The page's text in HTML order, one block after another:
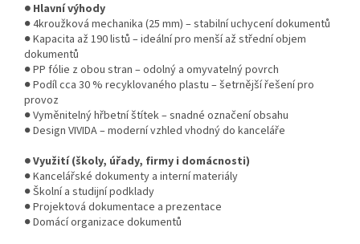
● Hlavní výhody
● 4kroužková mechanika (25 mm) – stabilní uchycení dokumentů
● Kapacita až 190 listů – ideální pro menší až střední objem
dokumentů
● PP fólie z obou stran – odolný a omyvatelný povrch
● Podíl cca 30 % recyklovaného plastu – šetrnější řešení pro
provoz
● Vyměnitelný hřbetní štítek – snadné označení obsahu
● Design VIVIDA – moderní vzhled vhodný do kanceláře
● Využití (školy, úřady, firmy i domácnosti)
● Kancelářské dokumenty a interní materiály
● Školní a studijní podklady
● Projektová dokumentace a prezentace
● Domácí organizace dokumentů